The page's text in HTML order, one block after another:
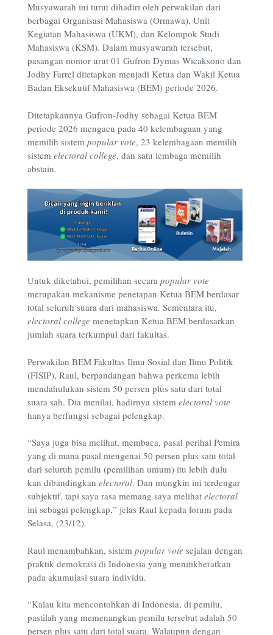
Musyawarah ini turut dihadiri oleh perwakilan dari
berbagai Organisasi Mahasiswa (Ormawa), Unit
Kegiatan Mahasiswa (UKM), dan Kelompok Studi
Mahasiswa (KSM). Dalam musyawarah tersebut,
pasangan nomor urut 01 Gufron Dymas Wicaksono dan
Jodhy Farrel ditetapkan menjadi Ketua dan Wakil Ketua
Badan Eksekutif Mahasiswa (BEM) periode 2026.
Ditetapkannya Gufron-Jodhy sebagai Ketua BEM
periode 2026 mengacu pada 40 kelembagaan yang
memilih sistem popular vote, 23 kelembagaan memilih
sistem electoral college, dan satu lembaga memilih
abstain.
Untuk diketahui, pemilihan secara popular vote
merupakan mekanisme penetapan Ketua BEM berdasar
total seluruh suara dari mahasiswa. Sementara itu,
electoral college menetapkan Ketua BEM berdasarkan
jumlah suara terkumpul dari fakultas.
Perwakilan BEM Fakultas Ilmu Sosial dan Ilmu Politik
(FISIP), Raul, berpandangan bahwa perkema lebih
mendahulukan sistem 50 persen plus satu dari total
suara sah. Dia menilai, hadirnya sistem electoral vote
hanya berfungsi sebagai pelengkap.
“Saya juga bisa melihat, membaca, pasal perihal Pemira
yang di mana pasal mengenai 50 persen plus satu total
dari seluruh pemilu (pemilihan umum) itu lebih dulu
kan dibandingkan electoral. Dan mungkin ini terdengar
subjektif, tapi saya rasa memang saya melihat electoral
ini sebagai pelengkap,” jelas Raul kepada forum pada
Selasa, (23/12).
Raul menambahkan, sistem popular vote sejalan dengan
praktik demokrasi di Indonesia yang menitikberatkan
pada akumulasi suara individu.
“Kalau kita mencontohkan di Indonesia, di pemilu,
pastilah yang memenangkan pemilu tersebut adalah 50
persen plus satu dari total suara. Walaupun dengan